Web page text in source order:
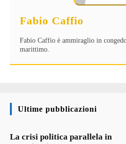
Fabio Caffio
Fabio Caffio è ammiraglio in
marittimo.
Ultime pubblicazioni
La crisi politica parallela in